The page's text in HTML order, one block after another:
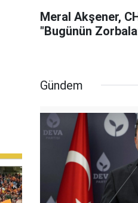
Meral Akşener,
"Bugünün
Gündem